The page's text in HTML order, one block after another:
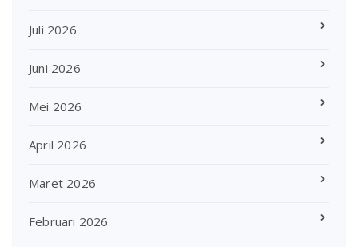
Juli 2026
Juni 2026
Mei 2026
April 2026
Maret 2026
Februari 2026